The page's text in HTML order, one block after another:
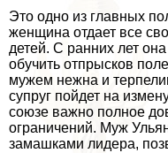
Это одно из главных
женщина отдает все
детей. С ранних лет она
обучить отпрысков
мужем нежна и
супруг пойдет на
союзе важно полное
ограничений. Муж
замашками лидера,